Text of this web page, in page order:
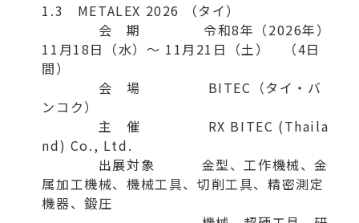
1.3 METALEX 2026 （タイ）
会 期 令和8年（2026年）
11月18日（水）～ 11月21日（土） （4日
間）
会 場 BITEC（タイ・バ
ンコク）
主 催 RX BITEC (Thaila
nd) Co., Ltd.
出展対象 金型、工作機械、金
属加工機械、機械工具、切削工具、精密測定
機器、鍛圧